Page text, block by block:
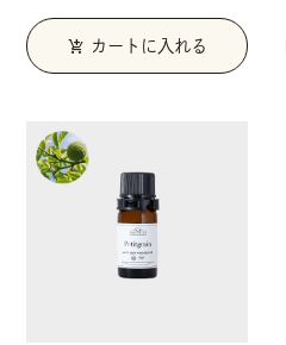
add_shopping_cart カートに入れる